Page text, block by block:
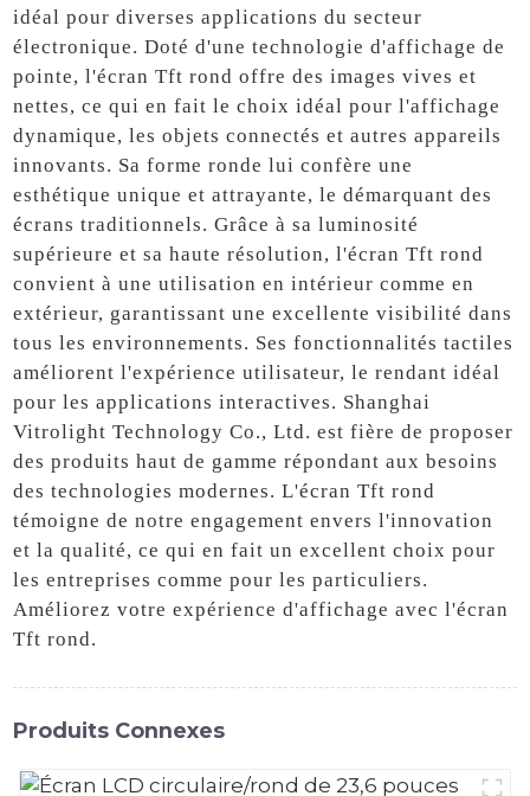
idéal pour diverses applications du secteur
électronique. Doté d'une technologie d'affichage de
pointe, l'écran Tft rond offre des images vives et
nettes, ce qui en fait le choix idéal pour l'affichage
dynamique, les objets connectés et autres appareils
innovants. Sa forme ronde lui confère une
esthétique unique et attrayante, le démarquant des
écrans traditionnels. Grâce à sa luminosité
supérieure et sa haute résolution, l'écran Tft rond
convient à une utilisation en intérieur comme en
extérieur, garantissant une excellente visibilité dans
tous les environnements. Ses fonctionnalités tactiles
améliorent l'expérience utilisateur, le rendant idéal
pour les applications interactives. Shanghai
Vitrolight Technology Co., Ltd. est fière de proposer
des produits haut de gamme répondant aux besoins
des technologies modernes. L'écran Tft rond
témoigne de notre engagement envers l'innovation
et la qualité, ce qui en fait un excellent choix pour
les entreprises comme pour les particuliers.
Améliorez votre expérience d'affichage avec l'écran
Tft rond.
Produits Connexes